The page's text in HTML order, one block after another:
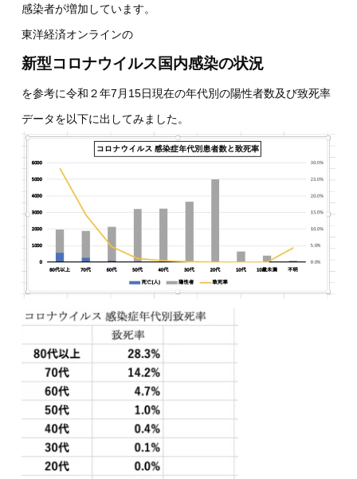
感染者が増加しています。
東洋経済オンラインの
新型コロナウイルス国内感染の状況
を参考に令和２年7月15日現在の年代別の陽性者数及び致死率
データを以下に出してみました。